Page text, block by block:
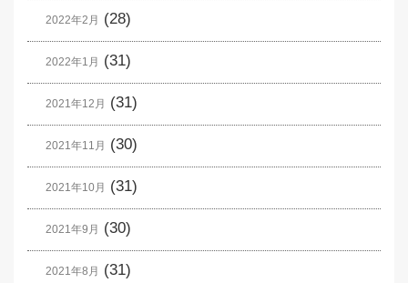
2022年2月 (28)
2022年1月 (31)
2021年12月 (31)
2021年11月 (30)
2021年10月 (31)
2021年9月 (30)
2021年8月 (31)